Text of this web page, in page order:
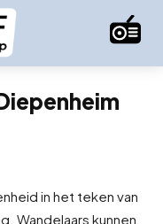
in het teken van
Wandelaars kunnen